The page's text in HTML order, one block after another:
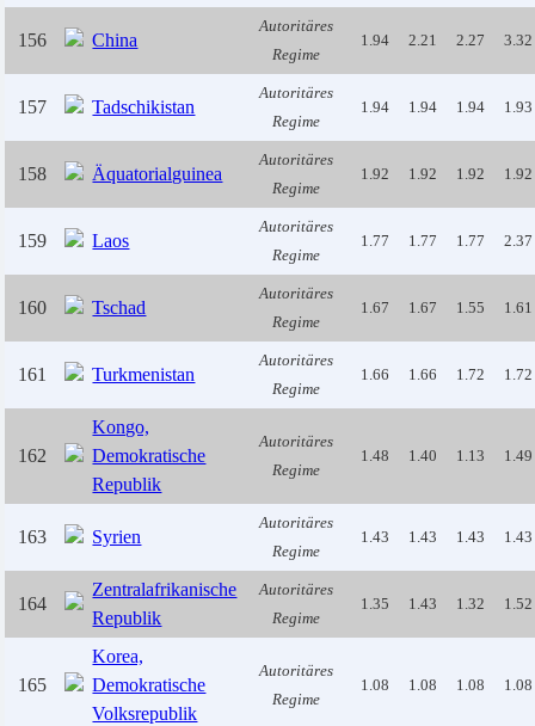
156 China
Autoritäres
Regime
1.94 2.21 2.27 3.32
157 Tadschikistan
Autoritäres
Regime
1.94 1.94 1.94 1.93
158 Äquatorialguinea
Autoritäres
Regime
1.92 1.92 1.92 1.92
159 Laos
Autoritäres
Regime
1.77 1.77 1.77 2.37
160 Tschad
Autoritäres
Regime
1.67 1.67 1.55 1.61
161 Turkmenistan
Autoritäres
Regime
1.66 1.66 1.72 1.72
162
Kongo,
Demokratische
Republik
Autoritäres
Regime
1.48 1.40 1.13 1.49
163 Syrien
Autoritäres
Regime
1.43 1.43 1.43 1.43
164
Zentralafrikanische
Republik
Autoritäres
Regime
1.35 1.43 1.32 1.52
165
Korea,
Demokratische
Volksrepublik
Autoritäres
Regime
1.08 1.08 1.08 1.08